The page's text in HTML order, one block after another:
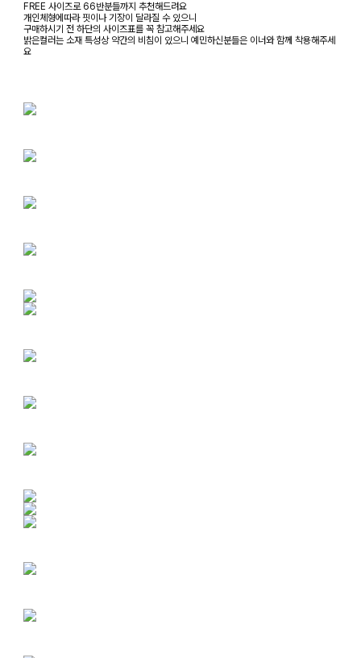
FREE 사이즈로 66반분들까지 추천해드려요
개인체형에따라 핏이나 기장이 달라질 수 있으니
구매하시기 전 하단의 사이즈표를 꼭 참고해주세요
밝은컬러는 소재 특성상 약간의 비침이 있으니 예민하신분들은 이너와 함께 착용해주세
요